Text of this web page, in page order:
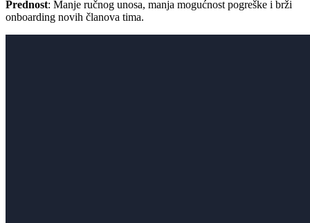
Prednost: Manje ručnog unosa, manja mogućnost pogreške i brži
onboarding novih članova tima.